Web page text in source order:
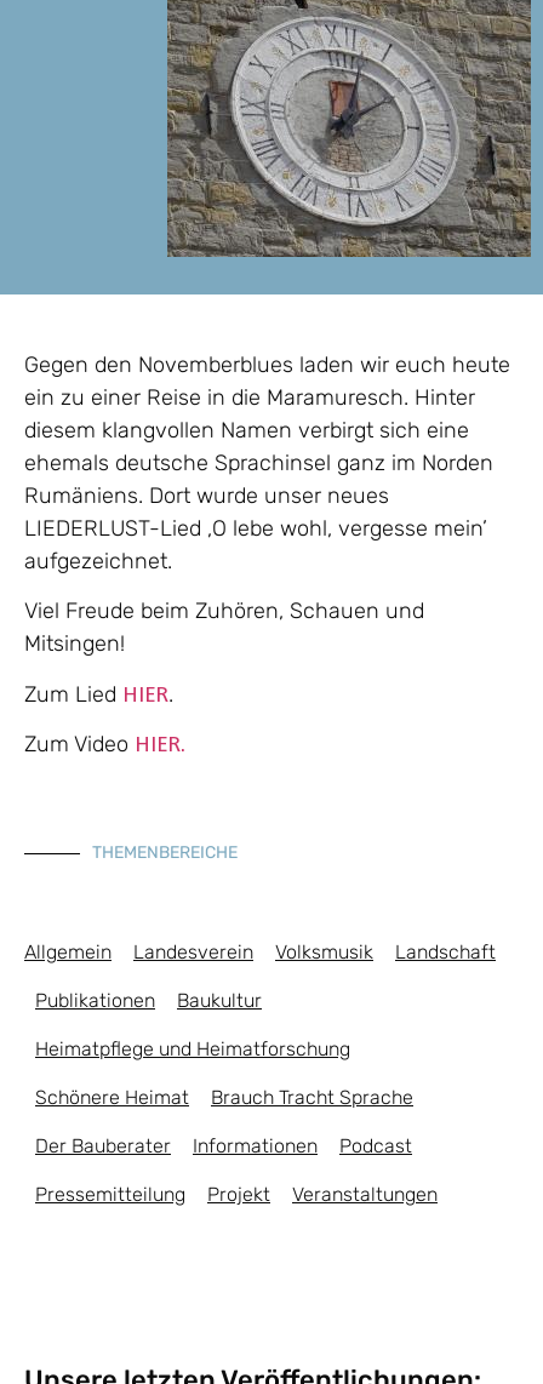
Gegen den Novemberblues laden wir euch heute
ein zu einer Reise in die Maramuresch. Hinter
diesem klangvollen Namen verbirgt sich eine
ehemals deutsche Sprachinsel ganz im Norden
Rumäniens. Dort wurde unser neues
LIEDERLUST-Lied ‚O lebe wohl, vergesse mein’
aufgezeichnet.
Viel Freude beim Zuhören, Schauen und
Mitsingen!
Zum Lied HIER.
Zum Video HIER.
THEMENBEREICHE
Allgemein Landesverein Volksmusik Landschaft
Publikationen Baukultur
Heimatpflege und Heimatforschung
Schönere Heimat Brauch Tracht Sprache
Der Bauberater Informationen Podcast
Pressemitteilung Projekt Veranstaltungen